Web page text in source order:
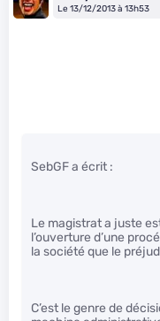
Le 13/12/2013 à 13h53
SebGF a écrit :
Le magistrat a juste
l’ouverture d’une
la société que le
C’est le genre de